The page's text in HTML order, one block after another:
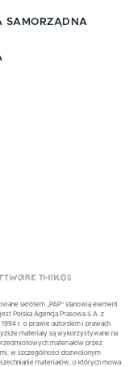
SAMORZĄDNA
skrótem „PAP” stanowią element
Polska Agencja Prasowa S.A. z
r. o prawie autorskim i prawach
materiały są wykorzystywane na
materiałów przez
w szczególności dozwolonym
materiałów, o których mowa